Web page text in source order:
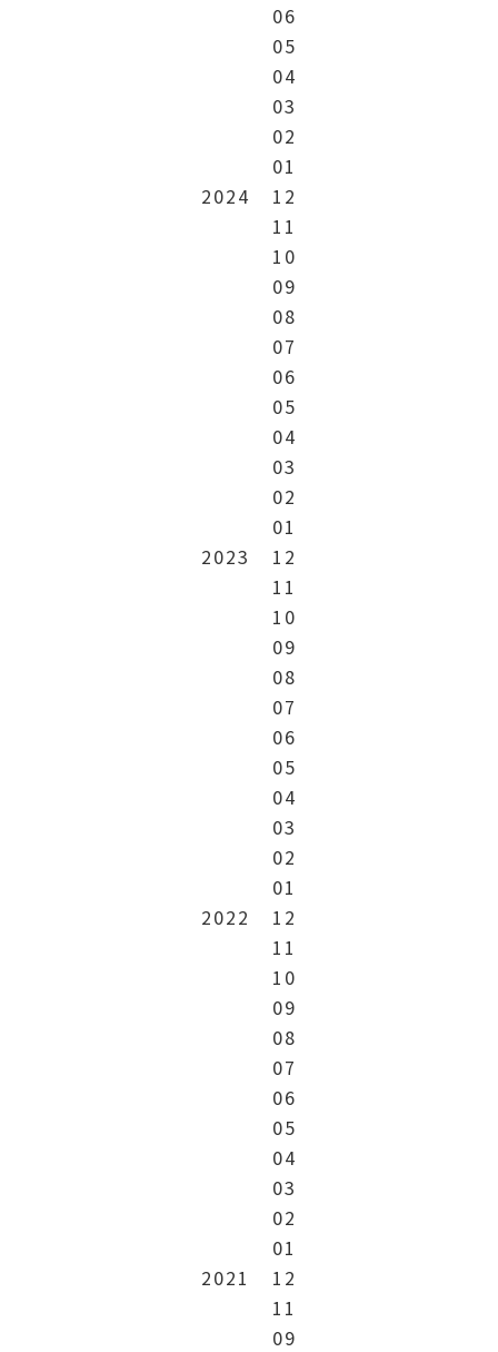
06
05
04
03
02
01
2024
12
11
10
09
08
07
06
05
04
03
02
01
2023
12
11
10
09
08
07
06
05
04
03
02
01
2022
12
11
10
09
08
07
06
05
04
03
02
01
2021
12
11
09